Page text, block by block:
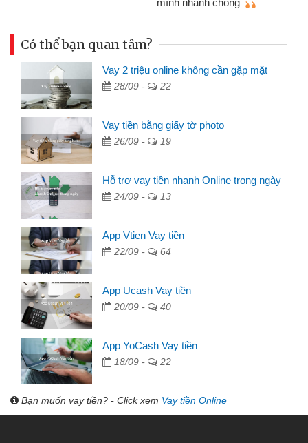
Có thể bạn quan tâm?
Vay 2 triệu online không cần gặp mặt
28/09 - 22
Vay tiền bằng giấy tờ photo
26/09 - 19
Hỗ trợ vay tiền nhanh Online trong ngày
24/09 - 13
App Vtien Vay tiền
22/09 - 64
App Ucash Vay tiền
20/09 - 40
App YoCash Vay tiền
18/09 - 22
Bạn muốn vay tiền? - Click xem Vay tiền Online